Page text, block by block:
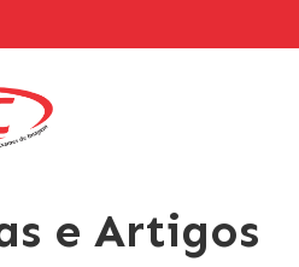
e Artigos